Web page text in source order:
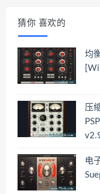
猜你 喜欢的
均
压
电